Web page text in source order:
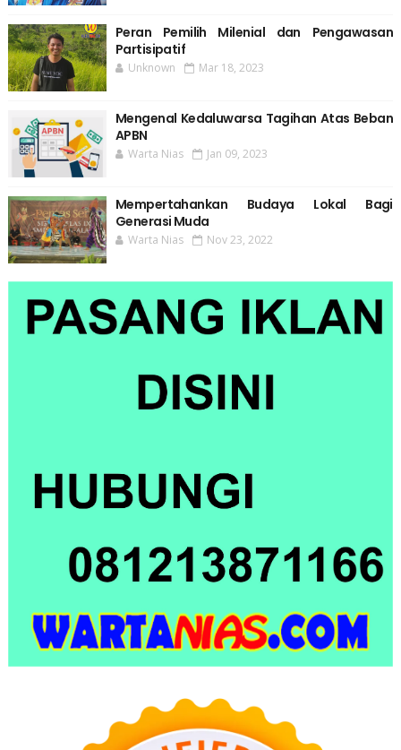
Peran Pemilih Milenial dan Pengawasan
Partisipatif
Unknown Mar 18, 2023
Mengenal Kedaluwarsa Tagihan Atas Beban
APBN
Warta Nias Jan 09, 2023
Mempertahankan Budaya Lokal Bagi
Generasi Muda
Warta Nias Nov 23, 2022